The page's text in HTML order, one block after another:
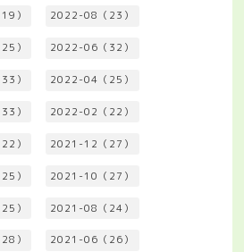
） 2022-08（23）
） 2022-06（32）
） 2022-04（25）
） 2022-02（22）
） 2021-12（27）
） 2021-10（27）
） 2021-08（24）
） 2021-06（26）